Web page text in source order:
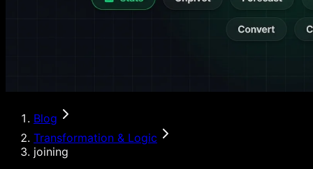
Blog
Transformation & Logic
joining